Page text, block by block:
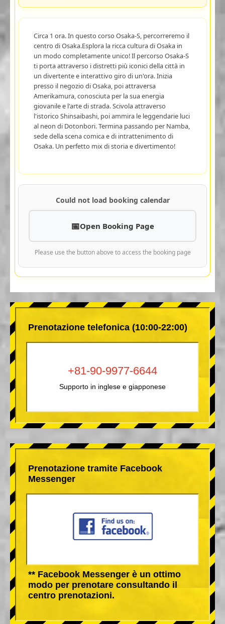
Circa 1 ora. In questo corso Osaka-S, percorreremo il
centro di Osaka.Esplora la ricca cultura di Osaka in
un modo completamente unico! Il percorso Osaka-S
ti porta attraverso i distretti più iconici della città in
un divertente e interattivo giro di un'ora. Inizia
presso il negozio di Osaka, poi attraversa
Amerikamura, conosciuta per la sua energia
giovanile e l'arte di strada. Scivola attraverso
l'istorico Shinsaibashi, poi ammira le leggendarie luci
al neon di Dotonbori. Termina passando per Namba,
sede della scena comica e di intrattenimento di
Osaka. Un perfetto mix di storia e divertimento!
Could not load booking calendar
Open Booking Page
Please use the button above to access the booking page
Prenotazione telefonica (10:00-22:00)
+81-90-9977-6644
Supporto in inglese e giapponese
Prenotazione tramite Facebook
Messenger
** Facebook Messenger è un ottimo
modo per prenotare consultando il
centro prenotazioni.